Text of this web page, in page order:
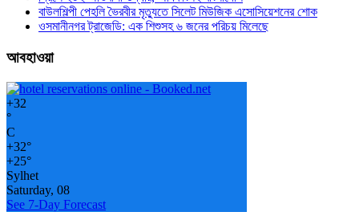
বাউলশিল্পী পেহলি ভৈরবীর মৃত্যুতে সিলেট মিউজিক এসোসিয়েশনের শোক
ওসমানীনগর ট্রাজেডি: এক শিশুসহ ৬ জনের পরিচয় মিলেছে
আবহাওয়া
+32
°
C
+32°
+25°
Sylhet
Saturday, 08
See 7-Day Forecast